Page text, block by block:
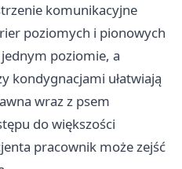
komunikacyjne
poziomych i pionowych
poziomie, a
kondygnacjami ułatwiają
wraz z psem
do większości
pracownik może zejść